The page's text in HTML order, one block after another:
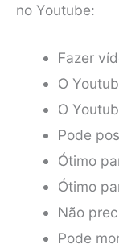
no Youtube:
Fazer
O
O
Pode
Ótimo
Ótimo
Não
Pode